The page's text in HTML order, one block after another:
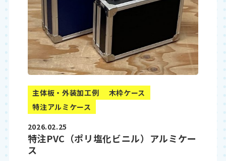
主体板・外装加工例
木枠ケース
特注アルミケース
2026.02.25
特注PVC（ポリ塩化ビニル）アルミケー
ス